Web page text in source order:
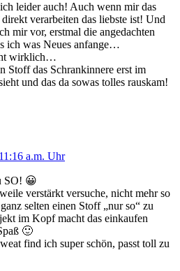
leider auch! Auch wenn mir das
verarbeiten das liebste ist! Und
mir vor, erstmal die angedachten
ich was Neues anfange…
wirklich…
Stoff das Schrankinnere erst im
und das da sowas tolles rauskam!
a.m. Uhr
SO! 😀
verstärkt versuche, nicht mehr so
selten einen Stoff „nur so“ zu
im Kopf macht das einkaufen
🙂
find ich super schön, passt toll zu